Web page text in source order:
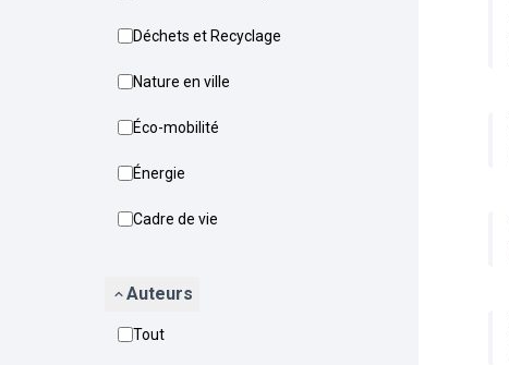
Déchets et Recyclage
Nature en ville
Éco-mobilité
Énergie
Cadre de vie
Auteurs
Tout